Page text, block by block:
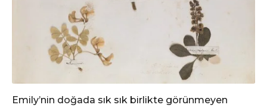
Emily’nin doğada sık sık birlikte görünmeyen